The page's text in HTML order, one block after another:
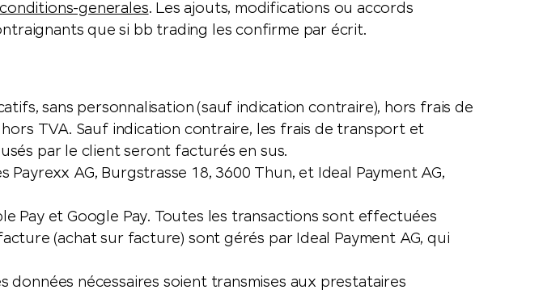
generales. Les ajouts, modifications ou accords
que si bb trading les confirme par écrit.
sans personnalisation (sauf indication contraire), hors frais de
TVA. Sauf indication contraire, les frais de transport et
par le client seront facturés en sus.
AG, Burgstrasse 18, 3600 Thun, et Ideal Payment AG,
Pay et Google Pay. Toutes les transactions sont effectuées
(achat sur facture) sont gérés par Ideal Payment AG, qui
nécessaires soient transmises aux prestataires